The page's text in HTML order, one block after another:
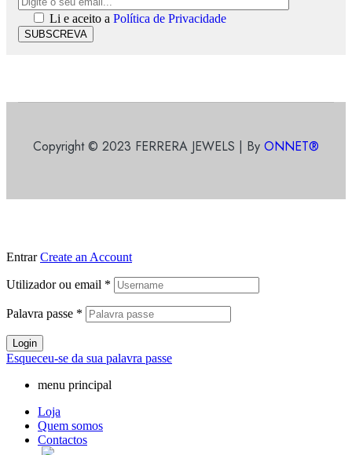
Li e aceito a Política de Privacidade
SUBSCREVA
Copyright © 2023 FERRERA JEWELS | By ONNET®
Entrar Create an Account
Utilizador ou email *
Palavra passe *
Login
Esqueceu-se da sua palavra passe
menu principal
Loja
Quem somos
Contactos